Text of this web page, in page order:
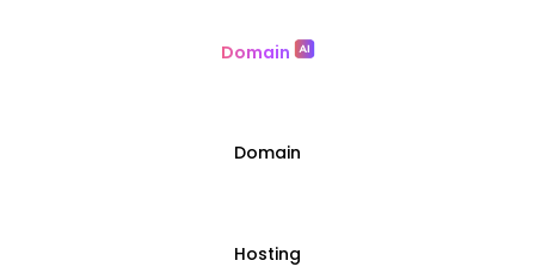
Domain
Domain
Hosting